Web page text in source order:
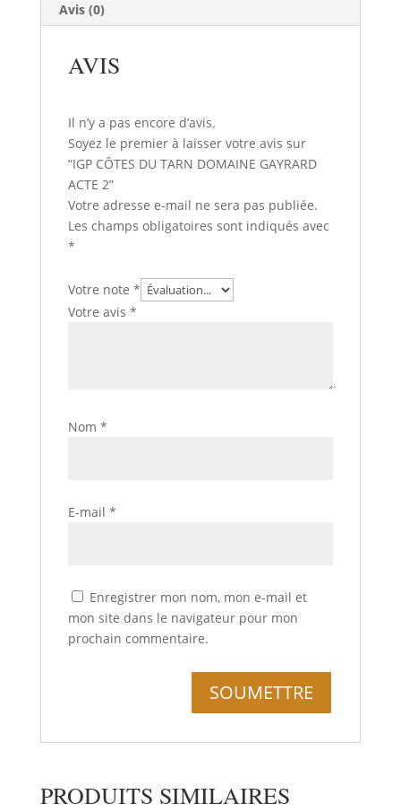
Avis (0)
AVIS
Il n’y a pas encore d’avis.
Soyez le premier à laisser votre avis sur
“IGP CÔTES DU TARN DOMAINE GAYRARD
ACTE 2”
Votre adresse e-mail ne sera pas publiée.
Les champs obligatoires sont indiqués avec
*
Votre note *
Votre avis *
Nom *
E-mail *
Enregistrer mon nom, mon e-mail et
mon site dans le navigateur pour mon
prochain commentaire.
PRODUITS SIMILAIRES